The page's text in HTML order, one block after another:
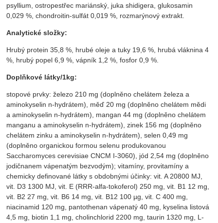
psyllium, ostropestřec mariánský, juka shidigera, glukosamin
0,029 %, chondroitin-sulfát 0,019 %, rozmarýnový extrakt.
Analytické složky:
Hrubý protein 35,8 %, hrubé oleje a tuky 19,6 %, hrubá vláknina 4
%, hrubý popel 6,9 %, vápník 1,2 %, fosfor 0,9 %.
Doplňkové látky/1kg:
stopové prvky: železo 210 mg (doplněno chelátem železa a
aminokyselin n-hydrátem), měď 20 mg (doplněno chelátem mědi
a aminokyselin n-hydrátem), mangan 44 mg (doplněno chelátem
manganu a aminokyselin n-hydrátem), zinek 156 mg (doplněno
chelátem zinku a aminokyselin n-hydrátem), selen 0,49 mg
(doplněno organickou formou selenu produkovanou
Saccharomyces cerevisiae CNCM I-3060), jód 2,54 mg (doplněno
jodičnanem vápenatým bezvodým); vitamíny, provitamíny a
chemicky definované látky s obdobnými účinky: vit. A 20800 MJ,
vit. D3 1300 MJ, vit. E (RRR-alfa-tokoferol) 250 mg, vit. B1 12 mg,
vit. B2 27 mg, vit. B6 14 mg, vit. B12 100 µg, vit. C 400 mg,
niacinamid 120 mg, pantothenan vápenatý 40 mg, kyselina listová
4,5 mg, biotin 1,1 mg, cholinchlorid 2200 mg, taurin 1320 mg, L-